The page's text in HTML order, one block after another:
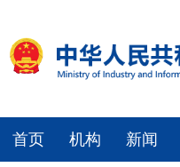
首页 机构 新闻